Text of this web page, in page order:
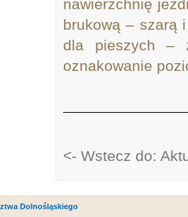
nawierzchnię
brukową – szarą
dla pieszych –
oznakowanie
<- Wstecz do:
Dolnośląskiego